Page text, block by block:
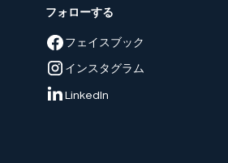
フォローする
フェイスブック
インスタグラム
LinkedIn